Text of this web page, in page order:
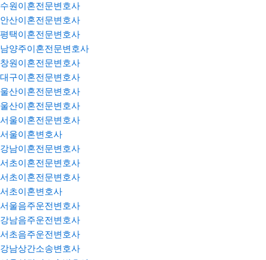
수원이혼전문변호사
안산이혼전문변호사
평택이혼전문변호사
남양주이혼전문변호사
창원이혼전문변호사
대구이혼전문변호사
울산이혼전문변호사
울산이혼전문변호사
서울이혼전문변호사
서울이혼변호사
강남이혼전문변호사
서초이혼전문변호사
서초이혼전문변호사
서초이혼변호사
서울음주운전변호사
강남음주운전변호사
서초음주운전변호사
강남상간소송변호사